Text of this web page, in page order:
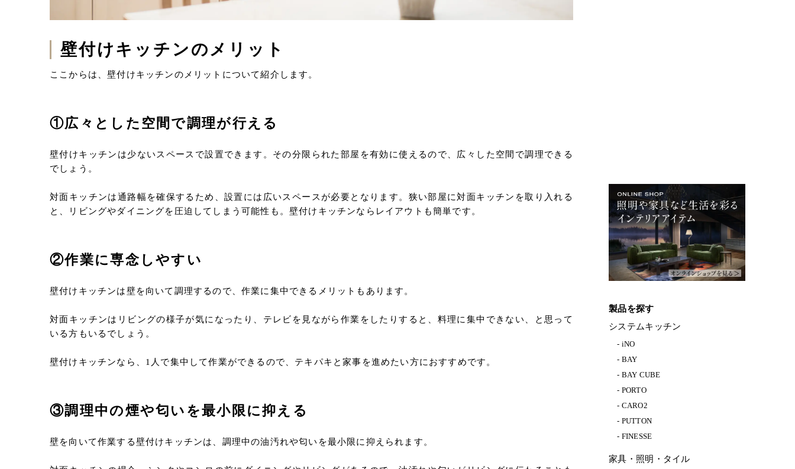
壁付けキッチンのメリット
ここからは、壁付けキッチンのメリットについて紹介します。
①広々とした空間で調理が行える
壁付けキッチンは少ないスペースで設置できます。その分限られた部屋を有効に使えるので、広々した空間で調理できる
でしょう。
対面キッチンは通路幅を確保するため、設置には広いスペースが必要となります。狭い部屋に対面キッチンを取り入れる
と、リビングやダイニングを圧迫してしまう可能性も。壁付けキッチンならレイアウトも簡単です。
②作業に専念しやすい
壁付けキッチンは壁を向いて調理するので、作業に集中できるメリットもあります。
対面キッチンはリビングの様子が気になったり、テレビを見ながら作業をしたりすると、料理に集中できない、と思って
いる方もいるでしょう。
壁付けキッチンなら、1人で集中して作業ができるので、テキパキと家事を進めたい方におすすめです。
③調理中の煙や匂いを最小限に抑える
壁を向いて作業する壁付けキッチンは、調理中の油汚れや匂いを最小限に抑えられます。
製品を探す
システムキッチン
iNO
BAY
BAY CUBE
PORTO
CARO2
PUTTON
FINESSE
家具・照明・タイル